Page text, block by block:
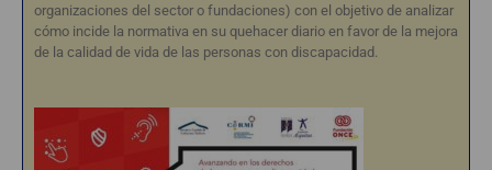
organizaciones del sector o fundaciones) con el objetivo de analizar
cómo incide la normativa en su quehacer diario en favor de la mejora
de la calidad de vida de las personas con discapacidad.